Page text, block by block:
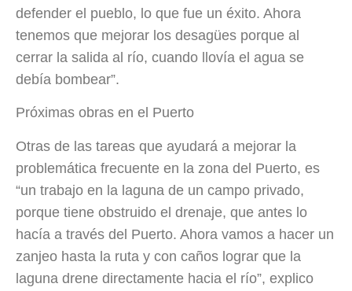
defender el pueblo, lo que fue un éxito. Ahora
tenemos que mejorar los desagües porque al
cerrar la salida al río, cuando llovía el agua se
debía bombear”.
Próximas obras en el Puerto
Otras de las tareas que ayudará a mejorar la
problemática frecuente en la zona del Puerto, es
“un trabajo en la laguna de un campo privado,
porque tiene obstruido el drenaje, que antes lo
hacía a través del Puerto. Ahora vamos a hacer un
zanjeo hasta la ruta y con caños lograr que la
laguna drene directamente hacia el río”, explico